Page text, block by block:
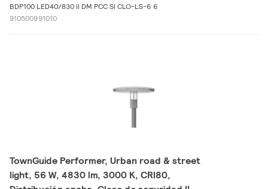
BDP100 LED40/830 II DM PCC SI CLO-LS-6 6
910500991010
TownGuide Performer, Urban road & street
light, 56 W, 4830 lm, 3000 K, CRI80,